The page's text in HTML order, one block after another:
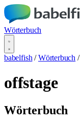
Wörterbuch
babelfish / Wörterbuch /
offstage
Wörterbuch